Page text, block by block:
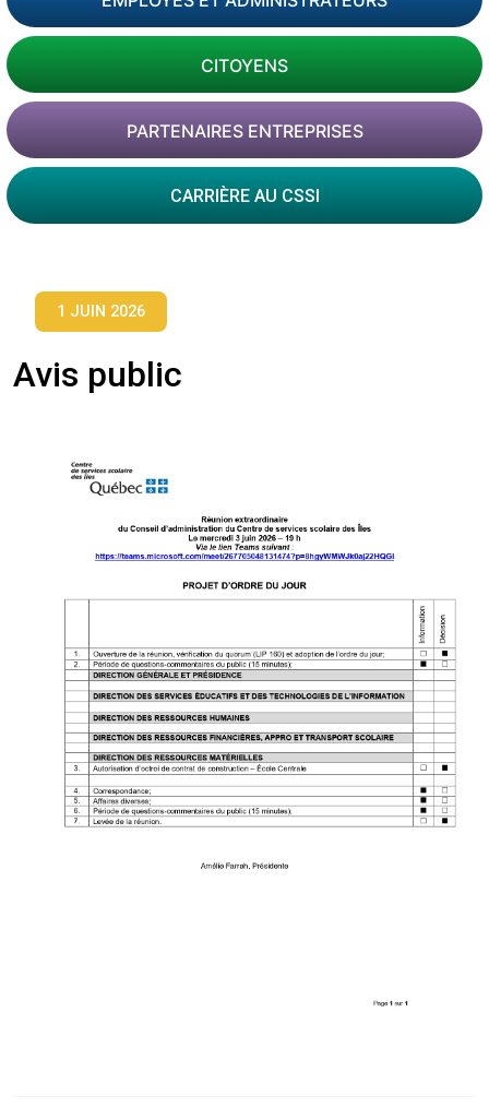
CITOYENS
PARTENAIRES ENTREPRISES
CARRIÈRE AU CSSI
1 JUIN 2026
Avis public